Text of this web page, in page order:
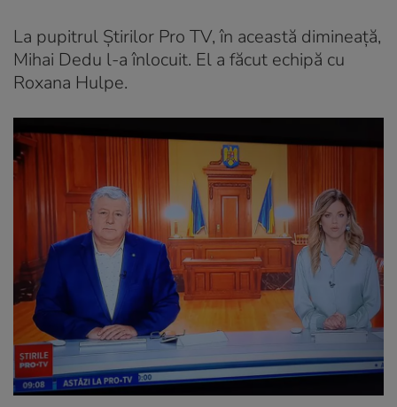
La pupitrul Știrilor Pro TV, în această dimineață,
Mihai Dedu l-a înlocuit. El a făcut echipă cu
Roxana Hulpe.